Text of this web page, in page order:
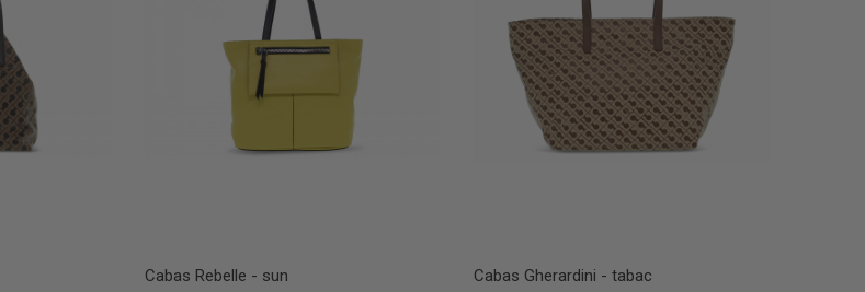
Cabas Rebelle - sun Cabas Gherardini - tabac